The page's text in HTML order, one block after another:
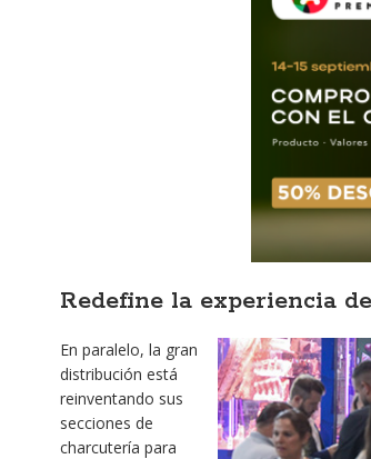
Redefine la experiencia
En paralelo, la gran
distribución está
reinventando sus
secciones de
charcutería para